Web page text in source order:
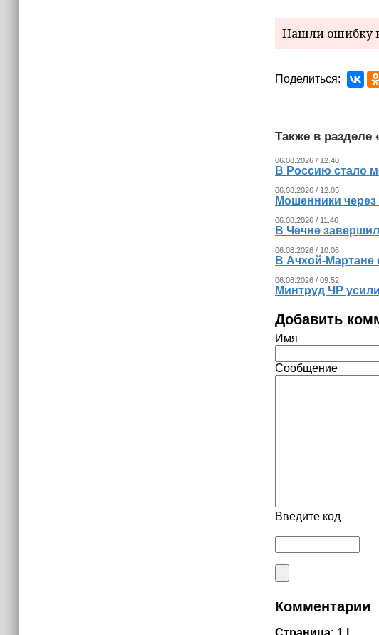
Нашли ошибку
Поделиться:
Также в разделе
06.08.2026 / 12.40
В Россию стало
06.08.2026 / 12.05
Мошенники
06.08.2026 / 11.46
В Чечне
06.08.2026 / 10.06
В Ачхой-Мартане
06.08.2026 / 09.52
Минтруд ЧР
Добавить
Имя
Сообщение
Введите код
Комментарии
Страница: 1 |